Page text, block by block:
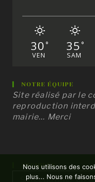
30 °
VEN
35 °
SAM
NOTRE ÉQUIPE
Site réalisé par le
reproduction
mairie… Merci
ARCHIVES
Archives
Sélectionner un
Nous utilisons des
plus... Nous ne